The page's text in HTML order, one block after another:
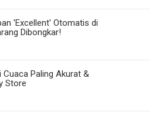
'Excellent' Otomatis di
Dibongkar!
Cuaca Paling Akurat &
Store